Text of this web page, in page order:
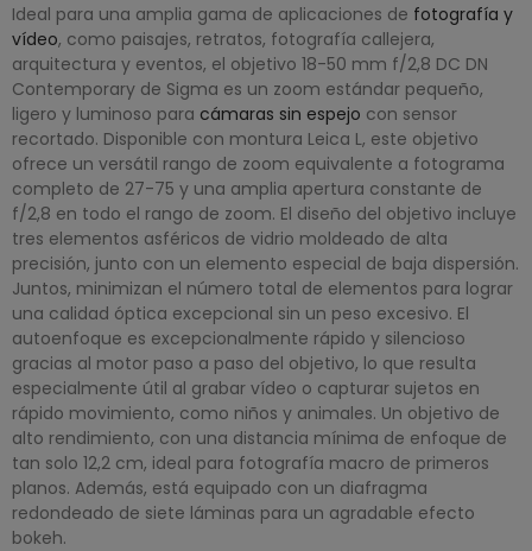
Ideal para una amplia gama de aplicaciones de fotografía y
vídeo, como paisajes, retratos, fotografía callejera,
arquitectura y eventos, el objetivo 18-50 mm f/2,8 DC DN
Contemporary de Sigma es un zoom estándar pequeño,
ligero y luminoso para cámaras sin espejo con sensor
recortado. Disponible con montura Leica L, este objetivo
ofrece un versátil rango de zoom equivalente a fotograma
completo de 27-75 y una amplia apertura constante de
f/2,8 en todo el rango de zoom. El diseño del objetivo incluye
tres elementos asféricos de vidrio moldeado de alta
precisión, junto con un elemento especial de baja dispersión.
Juntos, minimizan el número total de elementos para lograr
una calidad óptica excepcional sin un peso excesivo. El
autoenfoque es excepcionalmente rápido y silencioso
gracias al motor paso a paso del objetivo, lo que resulta
especialmente útil al grabar vídeo o capturar sujetos en
rápido movimiento, como niños y animales. Un objetivo de
alto rendimiento, con una distancia mínima de enfoque de
tan solo 12,2 cm, ideal para fotografía macro de primeros
planos. Además, está equipado con un diafragma
redondeado de siete láminas para un agradable efecto
bokeh.